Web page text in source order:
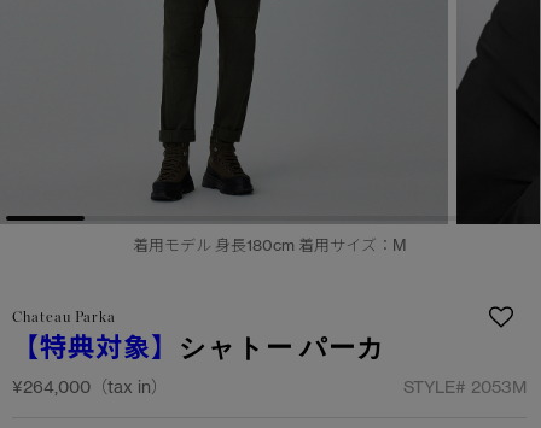
スノーグース
メイドインジャパンTシャツ
アウターウェア
アパレル
アクセサリー
コレクション
スノーグース
メイドインジャパンTシャツ
アウターウェア
アパレル
アクセサリー
コレクション
着用モデル 身長180cm 着用サイズ：M
Chateau Parka
【特典対象】 シャトー パーカ
¥264,000（tax in） STYLE# 2053M